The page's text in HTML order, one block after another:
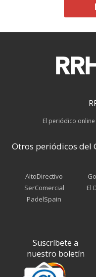
El periódico
Otros periódicos del
AltoDirectivo
SerComercial
PadelSpain
El
Suscríbete a
nuestro boletín